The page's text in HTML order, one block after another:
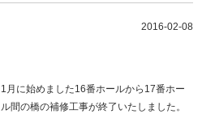
2016-02-08
1月に始めました16番ホールから17番ホー
ル間の橋の補修工事が終了いたしました。